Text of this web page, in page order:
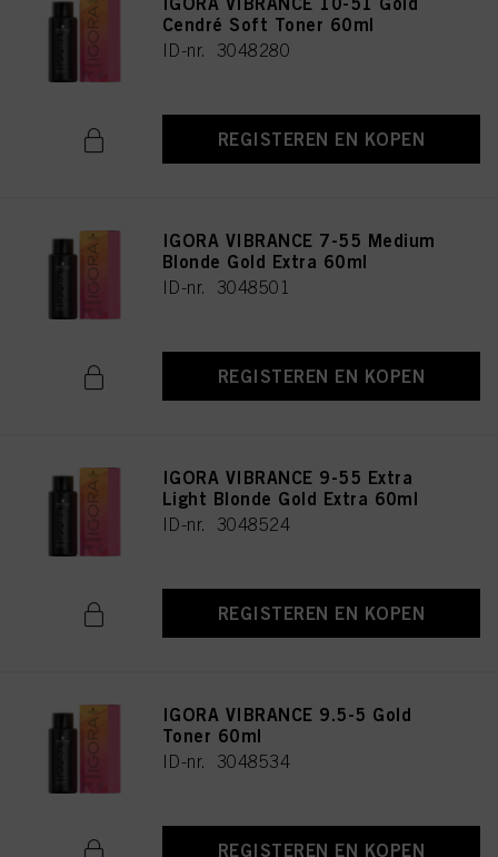
Cendré Soft Toner 60ml
ID-nr. 3048280
REGISTEREN EN KOPEN
IGORA VIBRANCE 7-55 Medium
Blonde Gold Extra 60ml
ID-nr. 3048501
REGISTEREN EN KOPEN
IGORA VIBRANCE 9-55 Extra
Light Blonde Gold Extra 60ml
ID-nr. 3048524
REGISTEREN EN KOPEN
IGORA VIBRANCE 9.5-5 Gold
Toner 60ml
ID-nr. 3048534
REGISTEREN EN KOPEN